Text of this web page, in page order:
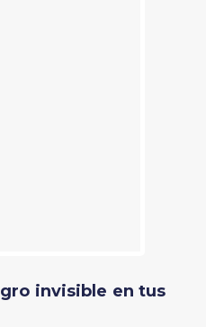
invisible en tus